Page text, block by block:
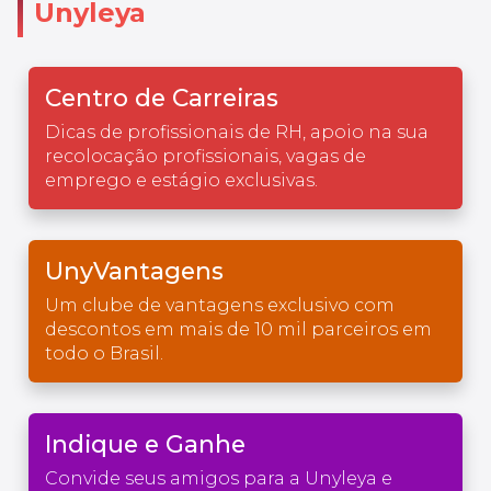
Unyleya
Centro de Carreiras
Dicas de profissionais de RH, apoio na sua
recolocação profissionais, vagas de
emprego e estágio exclusivas.
UnyVantagens
Um clube de vantagens exclusivo com
descontos em mais de 10 mil parceiros em
todo o Brasil.
Indique e Ganhe
Convide seus amigos para a Unyleya e